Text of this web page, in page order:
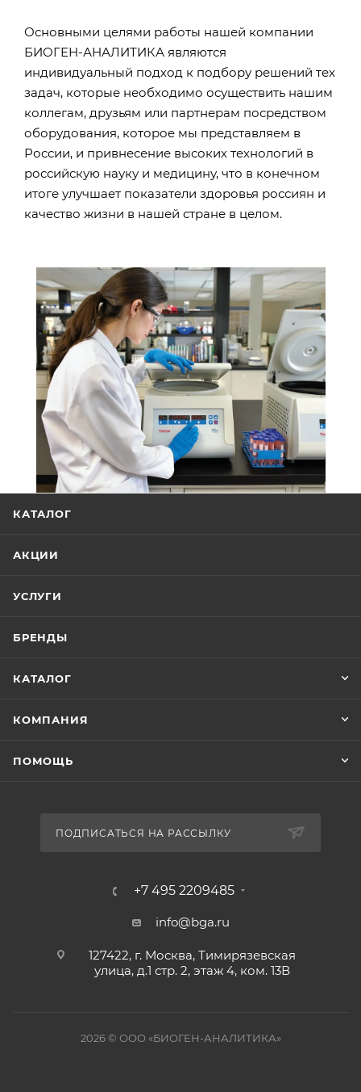
Основными целями работы нашей компании
БИОГЕН-АНАЛИТИКА являются
индивидуальный подход к подбору решений тех
задач, которые необходимо осуществить нашим
коллегам, друзьям или партнерам посредством
оборудования, которое мы представляем в
России, и привнесение высоких технологий в
российскую науку и медицину, что в конечном
итоге улучшает показатели здоровья россиян и
качество жизни в нашей стране в целом.
КАТАЛОГ
АКЦИИ
УСЛУГИ
БРЕНДЫ
КАТАЛОГ
КОМПАНИЯ
ПОМОЩЬ
ПОДПИСАТЬСЯ НА РАССЫЛКУ
+7 495 2209485
info@bga.ru
127422, г. Москва, Тимирязевская
улица, д.1 стр. 2, этаж 4, ком. 13В
2026 © ООО «БИОГЕН-АНАЛИТИКА»